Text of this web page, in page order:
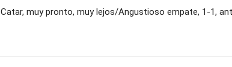
Catar, muy pronto, muy lejos/Angustioso empate, 1-1,